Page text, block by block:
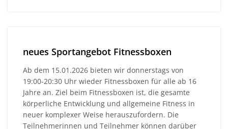
neues Sportangebot Fitnessboxen
Ab dem 15.01.2026 bieten wir donnerstags von
19:00-20:30 Uhr wieder Fitnessboxen für alle ab 16
Jahre an. Ziel beim Fitnessboxen ist, die gesamte
körperliche Entwicklung und allgemeine Fitness in
neuer komplexer Weise herauszufordern. Die
Teilnehmerinnen und Teilnehmer können darüber